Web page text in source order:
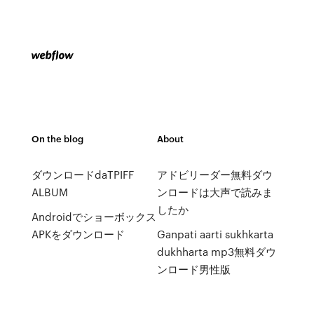
On the blog
ダウンロードdaTPIFF
ALBUM
Androidでショーボックス
APKをダウンロード
About
アドビリーダー無料ダウ
ンロードは大声で読みま
したか
Ganpati aarti sukhkarta
dukhharta mp3無料ダウ
ンロード男性版